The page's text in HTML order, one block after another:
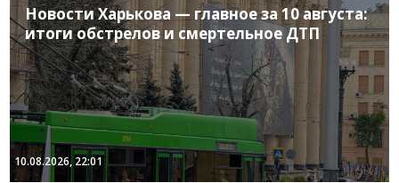
Новости Харькова — главное за 10 августа:
итоги обстрелов и смертельное ДТП
10.08.2026, 22:01